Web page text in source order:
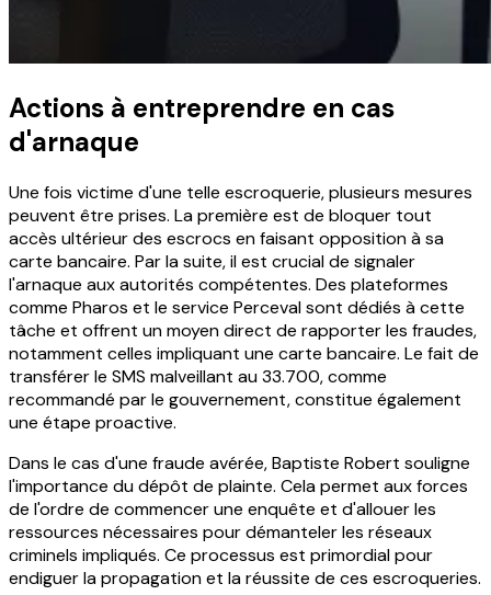
Actions à entreprendre en cas
d'arnaque
Une fois victime d'une telle escroquerie, plusieurs mesures
peuvent être prises. La première est de bloquer tout
accès ultérieur des escrocs en faisant opposition à sa
carte bancaire. Par la suite, il est crucial de signaler
l'arnaque aux autorités compétentes. Des plateformes
comme Pharos et le service Perceval sont dédiés à cette
tâche et offrent un moyen direct de rapporter les fraudes,
notamment celles impliquant une carte bancaire. Le fait de
transférer le SMS malveillant au 33.700, comme
recommandé par le gouvernement, constitue également
une étape proactive.
Dans le cas d'une fraude avérée, Baptiste Robert souligne
l'importance du dépôt de plainte. Cela permet aux forces
de l'ordre de commencer une enquête et d'allouer les
ressources nécessaires pour démanteler les réseaux
criminels impliqués. Ce processus est primordial pour
endiguer la propagation et la réussite de ces escroqueries.